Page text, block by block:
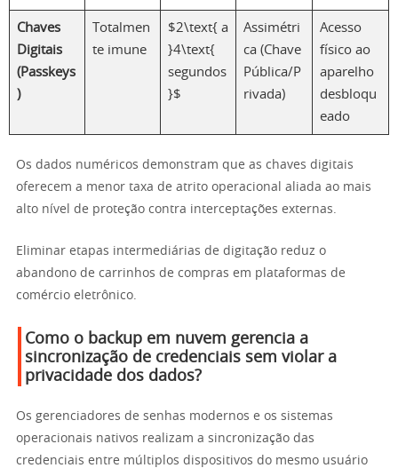
Chaves
Digitais
(Passkeys
)
Totalmen
te imune
$2\text{ a
}4\text{
segundos
}$
Assimétri
ca (Chave
Pública/P
rivada)
Acesso
físico ao
aparelho
desbloqu
eado
Os dados numéricos demonstram que as chaves digitais
oferecem a menor taxa de atrito operacional aliada ao mais
alto nível de proteção contra interceptações externas.
Eliminar etapas intermediárias de digitação reduz o
abandono de carrinhos de compras em plataformas de
comércio eletrônico.
Como o backup em nuvem gerencia a
sincronização de credenciais sem violar a
privacidade dos dados?
Os gerenciadores de senhas modernos e os sistemas
operacionais nativos realizam a sincronização das
credenciais entre múltiplos dispositivos do mesmo usuário